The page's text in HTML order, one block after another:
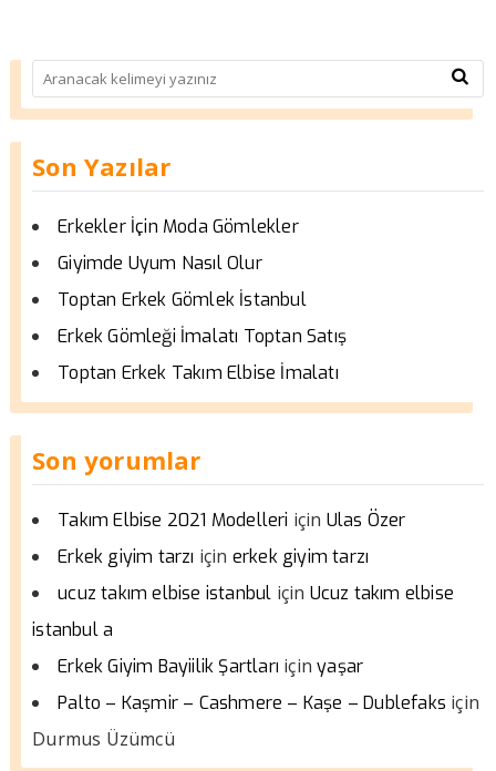
Son Yazılar
Erkekler İçin Moda Gömlekler
Giyimde Uyum Nasıl Olur
Toptan Erkek Gömlek İstanbul
Erkek Gömleği İmalatı Toptan Satış
Toptan Erkek Takım Elbise İmalatı
Son yorumlar
Takım Elbise 2021 Modelleri için Ulas Özer
Erkek giyim tarzı için erkek giyim tarzı
ucuz takım elbise istanbul için Ucuz takım elbise
istanbul a
Erkek Giyim Bayiilik Şartları içinyaşar
Palto – Kaşmir – Cashmere – Kaşe – Dublefaks için
Durmus Üzümcü